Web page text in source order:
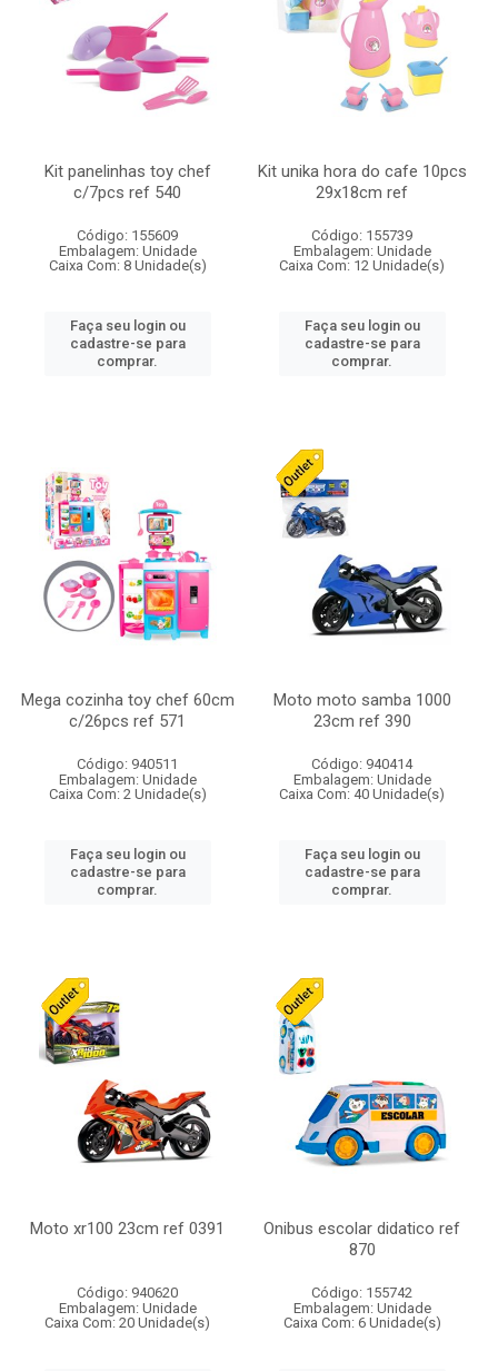
Kit panelinhas toy chef
c/7pcs ref 540
Código: 155609
Embalagem: Unidade
Caixa Com: 8 Unidade(s)
Faça seu login ou
cadastre-se para
comprar.
Kit unika hora do cafe 10pcs
29x18cm ref
Código: 155739
Embalagem: Unidade
Caixa Com: 12 Unidade(s)
Faça seu login ou
cadastre-se para
comprar.
Mega cozinha toy chef 60cm
c/26pcs ref 571
Código: 940511
Embalagem: Unidade
Caixa Com: 2 Unidade(s)
Faça seu login ou
cadastre-se para
comprar.
Moto moto samba 1000
23cm ref 390
Código: 940414
Embalagem: Unidade
Caixa Com: 40 Unidade(s)
Faça seu login ou
cadastre-se para
comprar.
Moto xr100 23cm ref 0391
Código: 940620
Embalagem: Unidade
Caixa Com: 20 Unidade(s)
Onibus escolar didatico ref
870
Código: 155742
Embalagem: Unidade
Caixa Com: 6 Unidade(s)